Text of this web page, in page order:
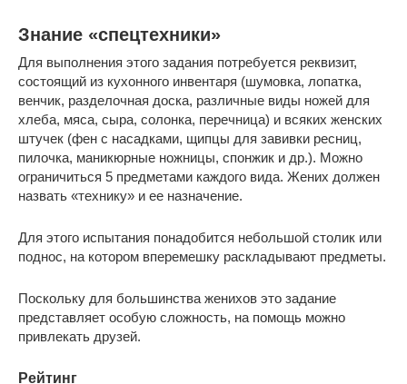
Знание «спецтехники»
Для выполнения этого задания потребуется реквизит,
состоящий из кухонного инвентаря (шумовка, лопатка,
венчик, разделочная доска, различные виды ножей для
хлеба, мяса, сыра, солонка, перечница) и всяких женских
штучек (фен с насадками, щипцы для завивки ресниц,
пилочка, маникюрные ножницы, спонжик и др.). Можно
ограничиться 5 предметами каждого вида. Жених должен
назвать «технику» и ее назначение.
Для этого испытания понадобится небольшой столик или
поднос, на котором вперемешку раскладывают предметы.
Поскольку для большинства женихов это задание
представляет особую сложность, на помощь можно
привлекать друзей.
Рейтинг